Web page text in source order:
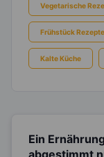
Vegetarische
Frühstück Rezepte
Kalte Küche
Ein
abgestimmt